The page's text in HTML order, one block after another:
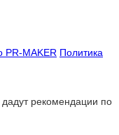
PR-MAKER Политика
рекомендации по